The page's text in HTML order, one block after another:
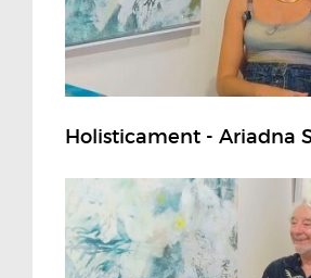
Holisticament - Ariadna